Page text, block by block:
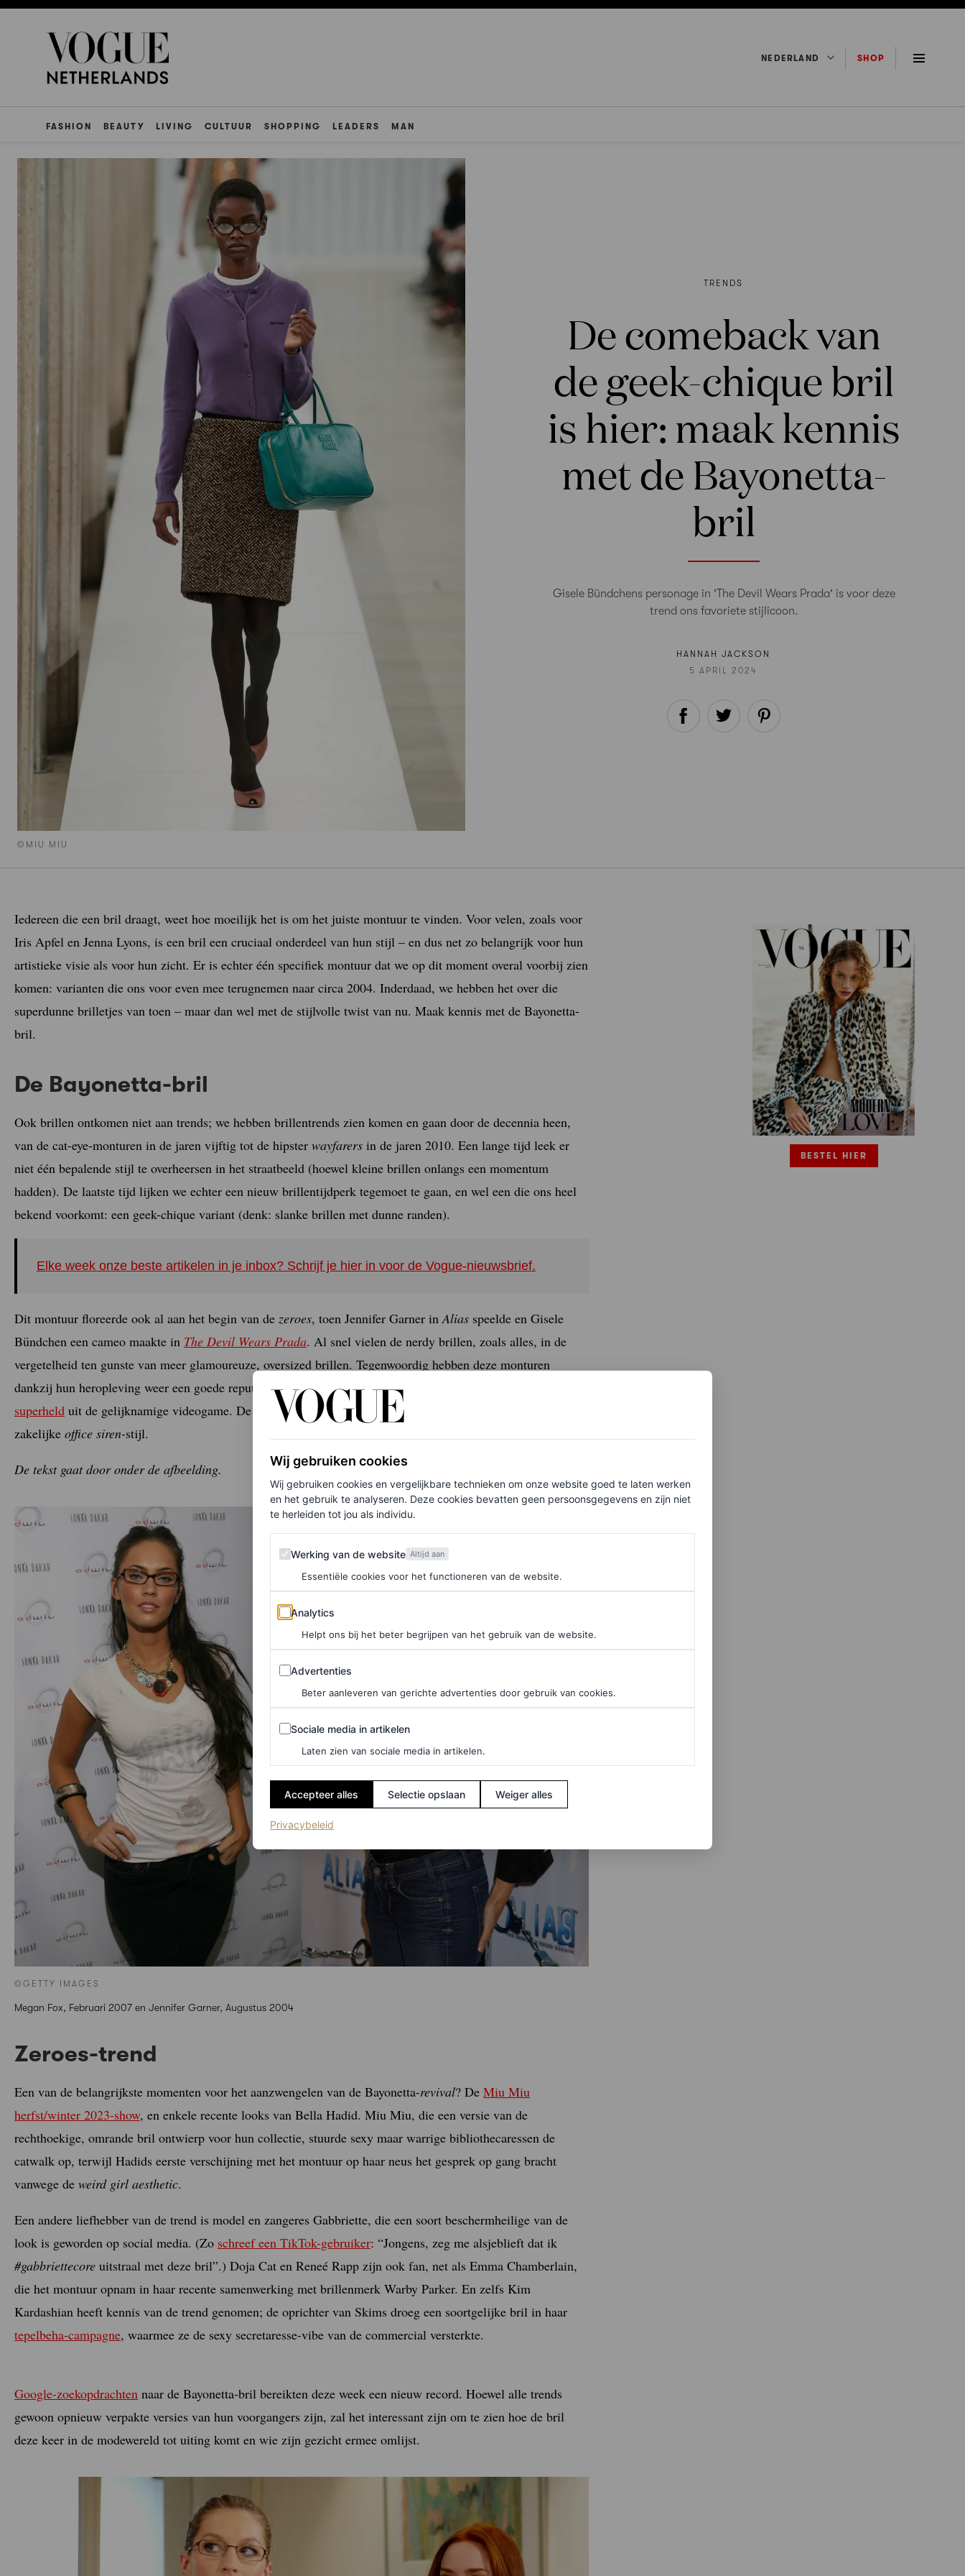
NEDERLAND SHOP
FASHION BEAUTY LIVING CULTUUR SHOPPING LEADERS MAN
©MIU MIU
TRENDS
De comeback van
de geek-chique bril
is hier: maak kennis
met de Bayonetta-
bril
Gisele Bündchens personage in 'The Devil Wears Prada' is voor deze
trend ons favoriete stijlicoon.
HANNAH JACKSON
5 APRIL 2024
Iedereen die een bril draagt, weet hoe moeilijk het is om het juiste montuur te vinden. Voor velen, zoals voor
Iris Apfel en Jenna Lyons, is een bril een cruciaal onderdeel van hun stijl – en dus net zo belangrijk voor hun
artistieke visie als voor hun zicht. Er is echter één specifiek montuur dat we op dit moment overal voorbij zien
komen: varianten die ons voor even mee terugnemen naar circa 2004. Inderdaad, we hebben het over die
superdunne brilletjes van toen – maar dan wel met de stijlvolle twist van nu. Maak kennis met de Bayonetta-
bril.
De Bayonetta-bril
Ook brillen ontkomen niet aan trends; we hebben brillentrends zien komen en gaan door de decennia heen,
van de cat-eye-monturen in de jaren vijftig tot de hipster wayfarers in de jaren 2010. Een lange tijd leek er
niet één bepalende stijl te overheersen in het straatbeeld (hoewel kleine brillen onlangs een momentum
hadden). De laatste tijd lijken we echter een nieuw brillentijdperk tegemoet te gaan, en wel een die ons heel
bekend voorkomt: een geek-chique variant (denk: slanke brillen met dunne randen).
Elke week onze beste artikelen in je inbox? Schrijf je hier in voor de Vogue-nieuwsbrief.
Dit montuur floreerde ook al aan het begin van de zeroes, toen Jennifer Garner inAlias speelde en Gisele
Bündchen een cameo maakte in The Devil Wears Prada. Al snel vielen de nerdy brillen, zoals alles, in de
vergetelheid ten gunste van meer glamoureuze, oversized brillen. Tegenwoordig hebben deze monturen
dankzij hun heropleving weer een goede reputatie. Ze worden Bayonetta-brillen genoemd – vernoemd naar de
superheld uit de gelijknamige videogame. De stijl past overigens perfect bij een andere microtrend: de sexy,
zakelijke office siren-stijl.
De tekst gaat door onder de afbeelding.
©GETTY IMAGES
Megan Fox, Februari 2007 en Jennifer Garner, Augustus 2004
Zeroes-trend
Een van de belangrijkste momenten voor het aanzwengelen van de Bayonetta-revival? De Miu Miu
herfst/winter 2023-show, en enkele recente looks van Bella Hadid. Miu Miu, die een versie van de
rechthoekige, omrande bril ontwierp voor hun collectie, stuurde sexy maar warrige bibliothecaressen de
catwalk op, terwijl Hadids eerste verschijning met het montuur op haar neus het gesprek op gang bracht
vanwege de weird girl aesthetic.
Een andere liefhebber van de trend is model en zangeres Gabbriette, die een soort beschermheilige van de
look is geworden op social media. (Zo schreef een TikTok-gebruiker: “Jongens, zeg me alsjeblieft dat ik
#gabbriettecore uitstraal met deze bril”.) Doja Cat en Reneé Rapp zijn ook fan, net als Emma Chamberlain,
die het montuur opnam in haar recente samenwerking met brillenmerk Warby Parker. En zelfs Kim
Kardashian heeft kennis van de trend genomen; de oprichter van Skims droeg een soortgelijke bril in haar
tepelbeha-campagne, waarmee ze de sexy secretaresse-vibe van de commercial versterkte.
BESTEL HIER
Google-zoekopdrachten naar de Bayonetta-bril bereikten deze week een nieuw record. Hoewel alle trends
gewoon opnieuw verpakte versies van hun voorgangers zijn, zal het interessant zijn om te zien hoe de bril
deze keer in de modewereld tot uiting komt en wie zijn gezicht ermee omlijst.
Wij gebruiken cookies
Wij gebruiken cookies en vergelijkbare technieken om onze website goed te laten werken
en het gebruik te analyseren. Deze cookies bevatten geen persoonsgegevens en zijn niet
te herleiden tot jou als individu.
Werking van de website
Werking van de website Altijd aan
Essentiële cookies voor het functioneren van de website.
Analytics
Analytics
Helpt ons bij het beter begrijpen van het gebruik van de website.
Advertenties
Advertenties
Beter aanleveren van gerichte advertenties door gebruik van cookies.
Sociale media in artikelen
Sociale media in artikelen
Laten zien van sociale media in artikelen.
Accepteer alles Selectie opslaan Weiger alles
Privacybeleid